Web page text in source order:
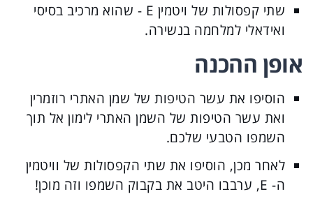
שתי קפסולות של ויטמין E - שהוא מרכיב בסיסי
ואידאלי למלחמה בנשירה.
אופן ההכנה
הוסיפו את עשר הטיפות של שמן האתרי רוזמרין
ואת עשר הטיפות של השמן האתרי לימון אל תוך
השמפו הטבעי שלכם.
לאחר מכן, הוסיפו את שתי הקפסולות של וויטמין
ה- E, ערבבו היטב את בקבוק השמפו וזה מוכן!